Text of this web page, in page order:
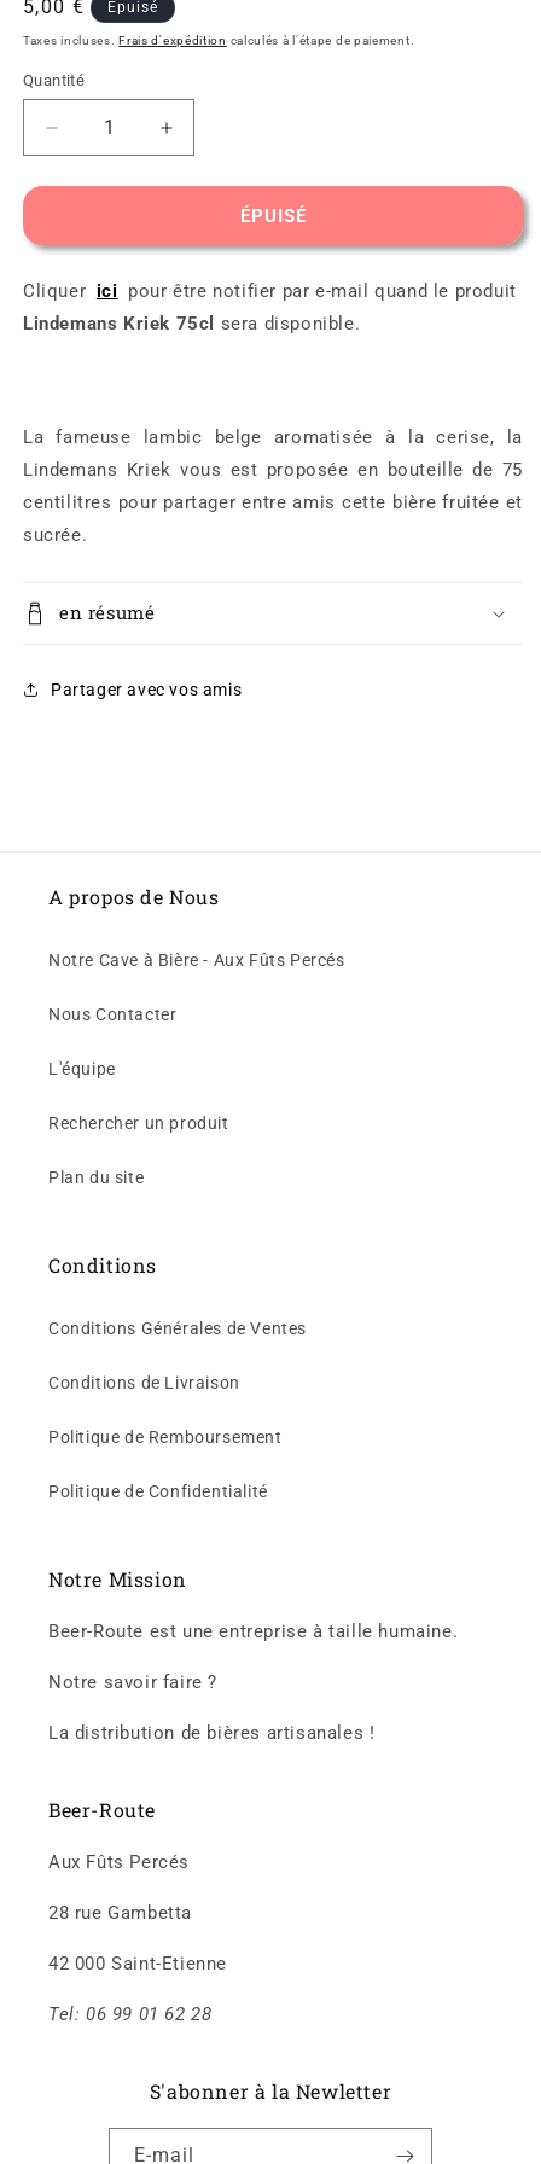
Prix
habituel
5,00 € Épuisé
Taxes incluses.Frais d'expédition calculés à l'étape de paiement.
Quantité
Réduire
la
quantité
Lindemans
75cl
Augmenter
la
quantité
Lindemans
75cl
ÉPUISÉ
Cliquer ici
pour être notifier par e-mail quand le produit
Lindemans Kriek 75cl sera disponible.
La fameuse lambic belge aromatisée à la cerise, la
Lindemans Kriek vous est proposée en bouteille de 75
centilitres pour partager entre amis cette bière fruitée et
sucrée.
en résumé
Partager avec vos amis
A propos de Nous
Notre Cave à Bière - Aux Fûts Percés
Nous Contacter
L'équipe
Rechercher un produit
Plan du site
Conditions
Conditions Générales de Ventes
Conditions de Livraison
Politique de Remboursement
Politique de Confidentialité
Notre Mission
Beer-Route est une entreprise à taille humaine.
Notre savoir faire ?
La distribution de bières artisanales !
Beer-Route
Aux Fûts Percés
28 rue Gambetta
42 000 Saint-Etienne
Tel: 06 99 01 62 28
S'abonner à la Newletter
E-mail